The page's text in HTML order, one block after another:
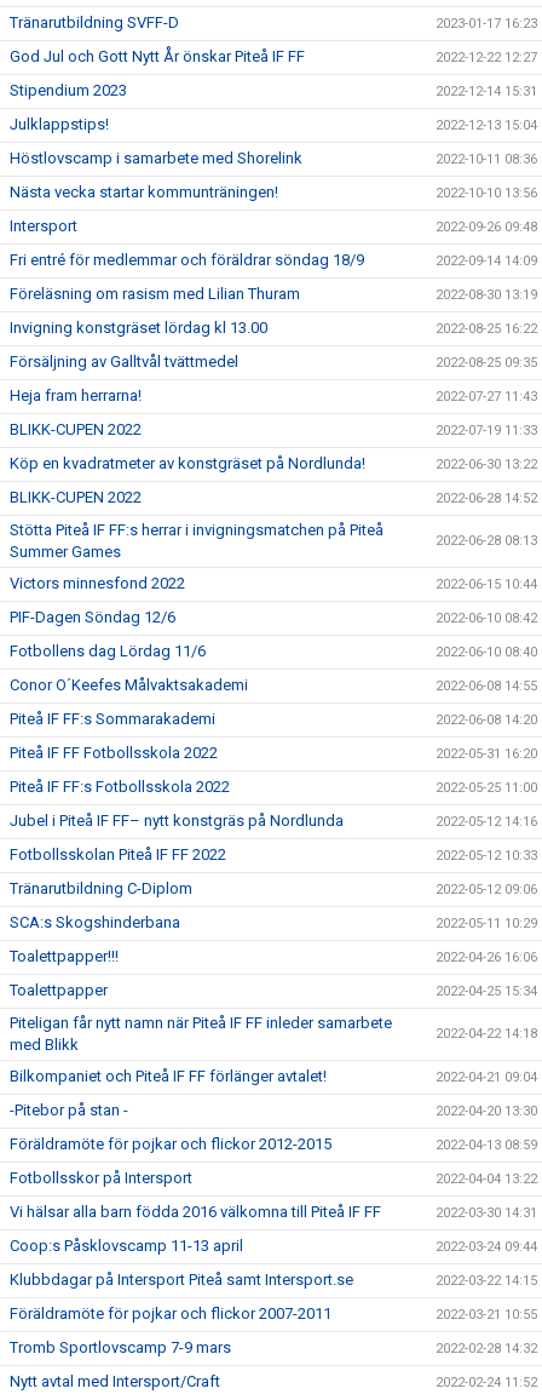
Tränarutbildning SVFF-D 2023-01-17 16:23
God Jul och Gott Nytt År önskar Piteå IF FF 2022-12-22 12:27
Stipendium 2023 2022-12-14 15:31
Julklappstips! 2022-12-13 15:04
Höstlovscamp i samarbete med Shorelink 2022-10-11 08:36
Nästa vecka startar kommunträningen! 2022-10-10 13:56
Intersport 2022-09-26 09:48
Fri entré för medlemmar och föräldrar söndag 18/9 2022-09-14 14:09
Föreläsning om rasism med Lilian Thuram 2022-08-30 13:19
Invigning konstgräset lördag kl 13.00 2022-08-25 16:22
Försäljning av Galltvål tvättmedel 2022-08-25 09:35
Heja fram herrarna! 2022-07-27 11:43
BLIKK-CUPEN 2022 2022-07-19 11:33
Köp en kvadratmeter av konstgräset på Nordlunda! 2022-06-30 13:22
BLIKK-CUPEN 2022 2022-06-28 14:52
Stötta Piteå IF FF:s herrar i invigningsmatchen på Piteå
Summer Games
2022-06-28 08:13
Victors minnesfond 2022 2022-06-15 10:44
PIF-Dagen Söndag 12/6 2022-06-10 08:42
Fotbollens dag Lördag 11/6 2022-06-10 08:40
Conor O´Keefes Målvaktsakademi 2022-06-08 14:55
Piteå IF FF:s Sommarakademi 2022-06-08 14:20
Piteå IF FF Fotbollsskola 2022 2022-05-31 16:20
Piteå IF FF:s Fotbollsskola 2022 2022-05-25 11:00
Jubel i Piteå IF FF– nytt konstgräs på Nordlunda 2022-05-12 14:16
Fotbollsskolan Piteå IF FF 2022 2022-05-12 10:33
Tränarutbildning C-Diplom 2022-05-12 09:06
SCA:s Skogshinderbana 2022-05-11 10:29
Toalettpapper!!! 2022-04-26 16:06
Toalettpapper 2022-04-25 15:34
Piteligan får nytt namn när Piteå IF FF inleder samarbete
med Blikk
2022-04-22 14:18
Bilkompaniet och Piteå IF FF förlänger avtalet! 2022-04-21 09:04
-Pitebor på stan - 2022-04-20 13:30
Föräldramöte för pojkar och flickor 2012-2015 2022-04-13 08:59
Fotbollsskor på Intersport 2022-04-04 13:22
Vi hälsar alla barn födda 2016 välkomna till Piteå IF FF 2022-03-30 14:31
Coop:s Påsklovscamp 11-13 april 2022-03-24 09:44
Klubbdagar på Intersport Piteå samt Intersport.se 2022-03-22 14:15
Föräldramöte för pojkar och flickor 2007-2011 2022-03-21 10:55
Tromb Sportlovscamp 7-9 mars 2022-02-28 14:32
Nytt avtal med Intersport/Craft 2022-02-24 11:52